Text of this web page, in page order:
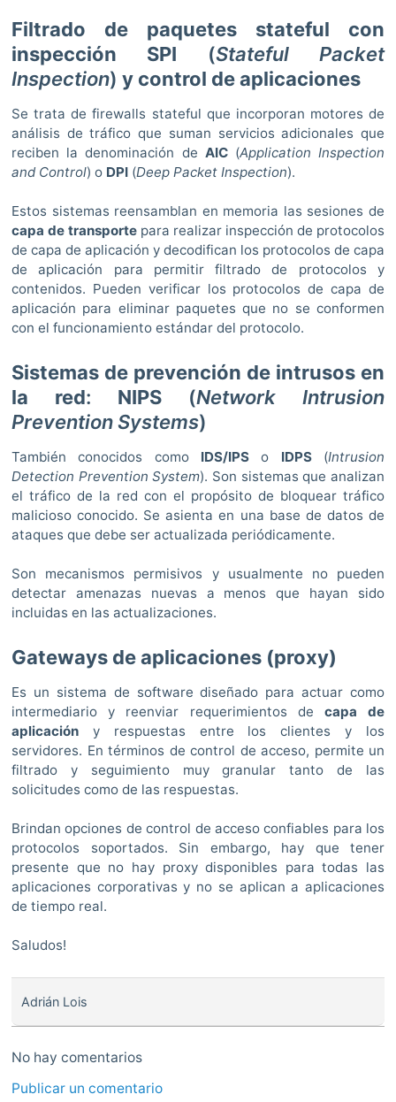
Filtrado de paquetes stateful con
inspección SPI (Stateful Packet
Inspection) y control de aplicaciones
Se trata de firewalls stateful que incorporan motores de
análisis de tráfico que suman servicios adicionales que
reciben la denominación de AIC(Application Inspection
and Control) o DPI (Deep Packet Inspection).
Estos sistemas reensamblan en memoria las sesiones de
capa de transporte para realizar inspección de protocolos
de capa de aplicación y decodifican los protocolos de capa
de aplicación para permitir filtrado de protocolos y
contenidos. Pueden verificar los protocolos de capa de
aplicación para eliminar paquetes que no se conformen
con el funcionamiento estándar del protocolo.
Sistemas de prevención de intrusos en
la red: NIPS (Network Intrusion
Prevention Systems)
También conocidos como IDS/IPS o IDPS(Intrusion
Detection Prevention System). Son sistemas que analizan
el tráfico de la red con el propósito de bloquear tráfico
malicioso conocido. Se asienta en una base de datos de
ataques que debe ser actualizada periódicamente.
Son mecanismos permisivos y usualmente no pueden
detectar amenazas nuevas a menos que hayan sido
incluidas en las actualizaciones.
Gateways de aplicaciones (proxy)
Es un sistema de software diseñado para actuar como
intermediario y reenviar requerimientos de capa de
aplicación y respuestas entre los clientes y los
servidores. En términos de control de acceso, permite un
filtrado y seguimiento muy granular tanto de las
solicitudes como de las respuestas.
Brindan opciones de control de acceso confiables para los
protocolos soportados. Sin embargo, hay que tener
presente que no hay proxy disponibles para todas las
aplicaciones corporativas y no se aplican a aplicaciones
de tiempo real.
Saludos!
Adrián Lois
No hay comentarios
Publicar un comentario